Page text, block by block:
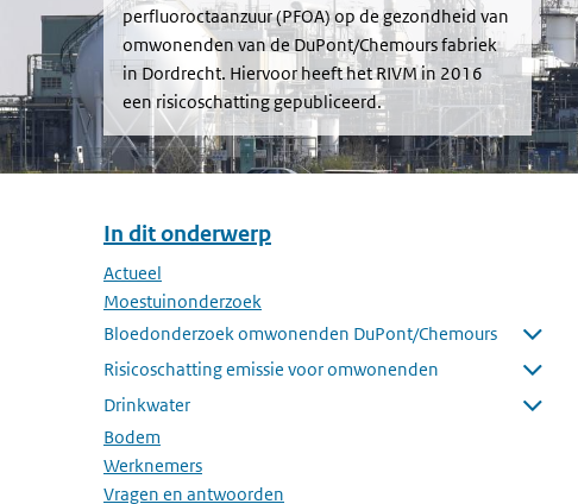
perfluoroctaanzuur (PFOA) op de gezondheid van
omwonenden van de DuPont/Chemours fabriek
in Dordrecht. Hiervoor heeft het RIVM in 2016
een risicoschatting gepubliceerd.
Overslaan menu In dit onderwerp
In dit onderwerp
Actueel
Moestuinonderzoek
Bloedonderzoek omwonenden DuPont/Chemours
Submenu openen
Risicoschatting emissie voor omwonenden
Submenu openen
Drinkwater
Submenu openen
Bodem
Werknemers
Vragen en antwoorden